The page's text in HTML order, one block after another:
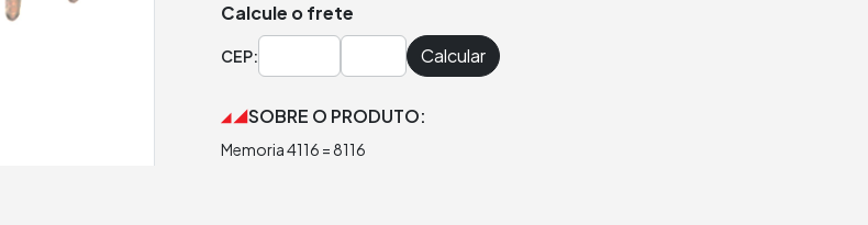
Calcule o frete
CEP: Calcular
SOBRE O PRODUTO:
Memoria 4116 = 8116